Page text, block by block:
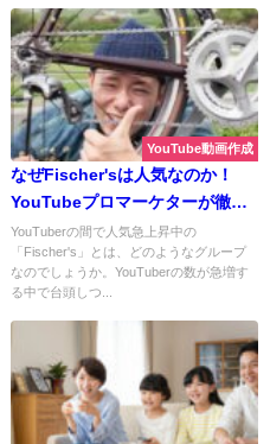
YouTube動画作成
なぜFischer'sは人気なのか！
YouTubeプロマーケターが徹底
分析！
YouTuberの間で人気急上昇中の
「Fischer's」とは、どのようなグループ
なのでしょうか。YouTuberの数が急増す
る中で台頭しつ...